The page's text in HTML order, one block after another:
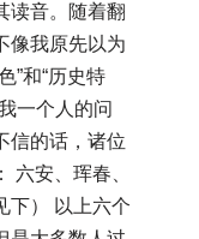
读音。随着翻
像我原先以为
”和“历史特
一个人的问
信的话，诸位
六安、珲春、
下） 以上六个